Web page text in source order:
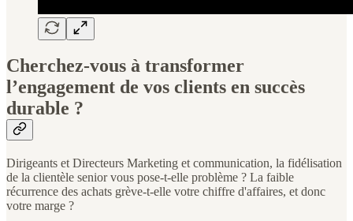
Cherchez-vous à transformer
l’engagement de vos clients en succès
durable ?
Dirigeants et Directeurs Marketing et communication, la fidélisation
de la clientèle senior vous pose-t-elle problème ? La faible
récurrence des achats grève-t-elle votre chiffre d'affaires, et donc
votre marge ?